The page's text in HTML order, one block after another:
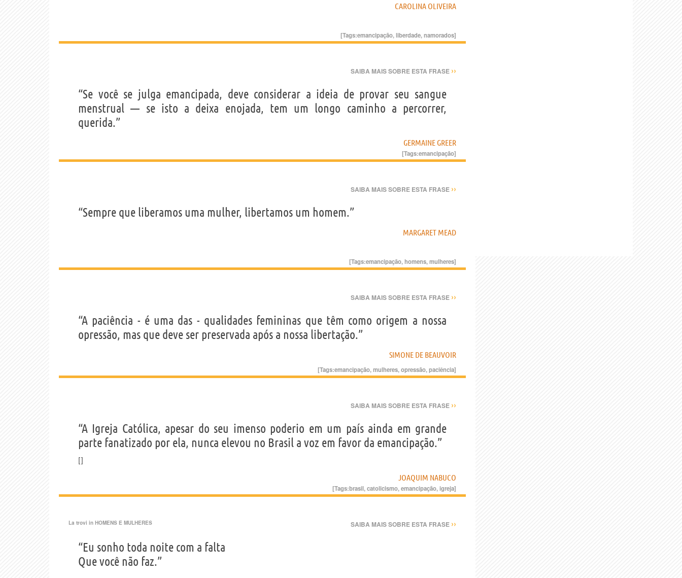
CAROLINA OLIVEIRA
[Tags:emancipação,liberdade,namorados]
SAIBA MAIS SOBRE ESTA FRASE ››
“Se você se julga emancipada, deve considerar a ideia de provar seu sangue
menstrual — se isto a deixa enojada, tem um longo caminho a percorrer,
querida.”
GERMAINE GREER
[Tags:emancipação]
SAIBA MAIS SOBRE ESTA FRASE ››
“Sempre que liberamos uma mulher, libertamos um homem.”
MARGARET MEAD
[Tags:emancipação,homens,mulheres]
SAIBA MAIS SOBRE ESTA FRASE ››
“A paciência - é uma das - qualidades femininas que têm como origem a nossa
opressão, mas que deve ser preservada após a nossa libertação.”
SIMONE DE BEAUVOIR
[Tags:emancipação,mulheres,opressão,paciência]
SAIBA MAIS SOBRE ESTA FRASE ››
“A Igreja Católica, apesar do seu imenso poderio em um país ainda em grande
parte fanatizado por ela, nunca elevou no Brasil a voz em favor da emancipação.”
JOAQUIM NABUCO
[Tags:brasil,catolicismo,emancipação,igreja]
La trovi in HOMENS E MULHERES SAIBA MAIS SOBRE ESTA FRASE ››
“Eu sonho toda noite com a falta
Que você não faz.”